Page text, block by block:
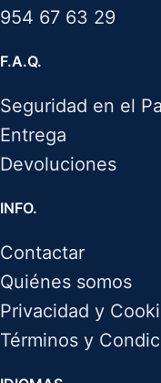
954 67 63 29
F.A.Q.
Seguridad en el
Entrega
Devoluciones
INFO.
Contactar
Quiénes somos
Privacidad y
Términos y